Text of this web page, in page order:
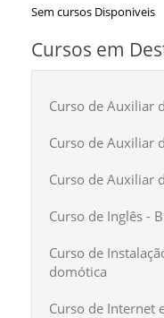
Sem cursos Disponiveis
Cursos em
Curso de Auxiliar
Curso de Auxiliar
Curso de Auxiliar
Curso de Inglês -
Curso de
domótica
Curso de Internet